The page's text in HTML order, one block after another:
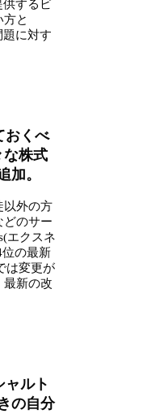
供するビ
と
題に対す
おくべ
な株式
加。
以外の方
どのサー
エクスネ
の最新
は変更が
最新の改
ャルト
の自分